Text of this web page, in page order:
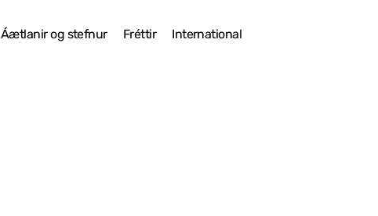
Áætlanir og stefnur Fréttir
International